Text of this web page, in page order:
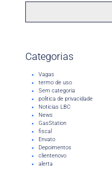
Categorias
Vagas
termo de uso
Sem categoria
politica de privacidade
Noticias LBC
News
GasStation
fiscal
Envato
Depoimentos
clientenovo
alerta